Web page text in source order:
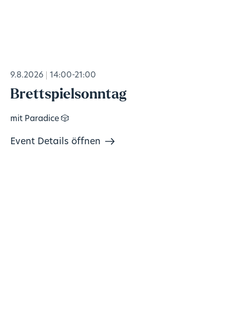
9.8.2026 14:00-21:00
Brettspielsonntag
mit Paradice 🎲
Event Details öffnen